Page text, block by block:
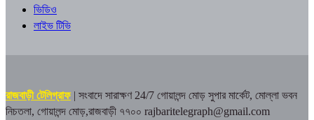
ভিডিও
লাইভ টিভি
রাজবাড়ী টেলিগ্রাফ | সংবাদে সারাক্ষণ 24/7 গোয়ালন্দ মোড় সুপার মার্কেট, মোল্লা ভবন
নিচতলা, গোয়ালন্দ মোড়,রাজবাড়ী ৭৭০০ rajbaritelegraph@gmail.com